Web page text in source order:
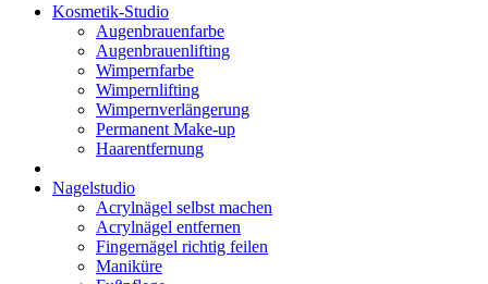
Kosmetik-Studio
Augenbrauenfarbe
Augenbrauenlifting
Wimpernfarbe
Wimpernlifting
Wimpernverlängerung
Permanent Make-up
Haarentfernung
Nagelstudio
Acrylnägel selbst machen
Acrylnägel entfernen
Fingernägel richtig feilen
Maniküre